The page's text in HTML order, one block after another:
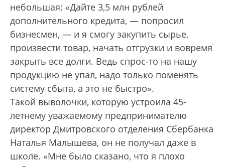
небольшая: «Дайте 3,5 млн рублей
дополнительного кредита, — попросил
бизнесмен, — и я смогу закупить сырье,
произвести товар, начать отгрузки и вовремя
закрыть все долги. Ведь спрос-то на нашу
продукцию не упал, надо только поменять
систему сбыта, а это не быстро».
Такой выволочки, которую устроила 45-
летнему уважаемому предпринимателю
директор Дмитровского отделения Сбербанка
Наталья Малышева, он не получал даже в
школе. «Мне было сказано, что я плохо